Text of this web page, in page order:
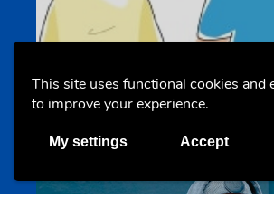
This site uses functional cookies and
to improve your experience.
My settings Accept
Un projet de jeunes pour jeunes
s-team.lu